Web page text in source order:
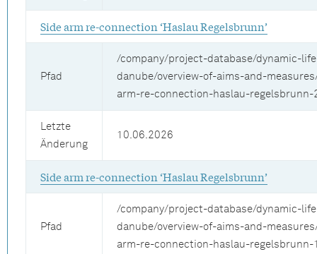
Side arm re-connection ‘Haslau Regelsbrunn’
Pfad
/company/project-database/dynamic-
danube/overview-of-aims-and-
arm-re-connection-haslau-regelsbrunn-
Letzte
Änderung
10.06.2026
Side arm re-connection ‘Haslau Regelsbrunn’
Pfad
/company/project-database/dynamic-
danube/overview-of-aims-and-
arm-re-connection-haslau-regelsbrunn-